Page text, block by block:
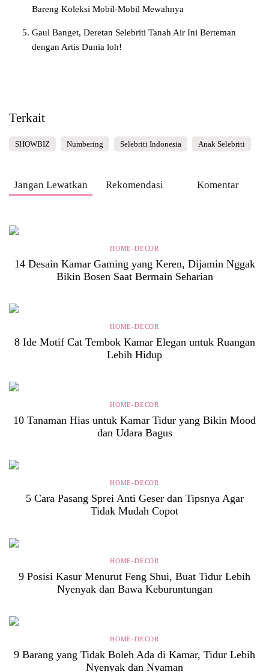
Bareng Koleksi Mobil-Mobil Mewahnya
Gaul Banget, Deretan Selebriti Tanah Air Ini Berteman
dengan Artis Dunia loh!
Terkait
SHOWBIZ Numbering Selebriti Indonesia Anak Selebriti
Jangan Lewatkan Rekomendasi Komentar
HOME-DECOR
14 Desain Kamar Gaming yang Keren, Dijamin Nggak
Bikin Bosen Saat Bermain Seharian
HOME-DECOR
8 Ide Motif Cat Tembok Kamar Elegan untuk Ruangan
Lebih Hidup
HOME-DECOR
10 Tanaman Hias untuk Kamar Tidur yang Bikin Mood
dan Udara Bagus
HOME-DECOR
5 Cara Pasang Sprei Anti Geser dan Tipsnya Agar
Tidak Mudah Copot
HOME-DECOR
9 Posisi Kasur Menurut Feng Shui, Buat Tidur Lebih
Nyenyak dan Bawa Keburuntungan
HOME-DECOR
9 Barang yang Tidak Boleh Ada di Kamar, Tidur Lebih
Nyenyak dan Nyaman